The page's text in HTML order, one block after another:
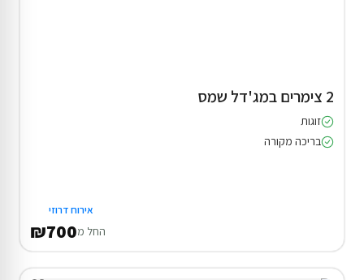
2 צימרים במג'דל שמס
זוגות
בריכה מקורה
אירוח דרוזי
החל מ₪700